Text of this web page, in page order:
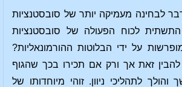
לבחינה מעמיקה יותר של סובסטנציות
לכוח הפעולה של סובסטנציות
על ידי הבלוטות ההורמונאליות?
זאת אך ורק אם תכירו בכך שהגוף
לתהליכי ניוון. זוהי מיוחדותו של